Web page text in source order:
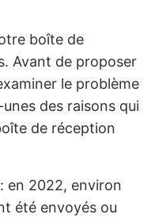
boîte de
Avant de proposer
le problème
des raisons qui
de réception
: en 2022, environ
été envoyés ou